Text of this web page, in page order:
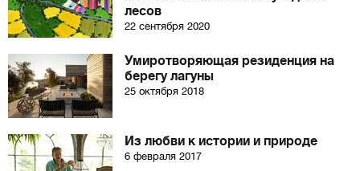
лесов
22 сентября 2020
Умиротворяющая резиденция на
берегу лагуны
25 октября 2018
Из любви к истории и природе
6 февраля 2017